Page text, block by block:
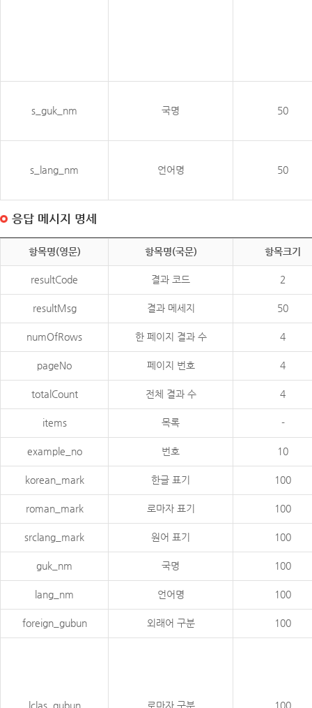
s_guk_nm 국명 50
s_lang_nm 언어명 50
응답 메시지 명세
항목명(영문) 항목명(국문) 항목크기
resultCode 결과 코드 2
resultMsg 결과 메세지 50
numOfRows 한 페이지 결과 수 4
pageNo 페이지 번호 4
totalCount 전체 결과 수 4
items 목록 -
example_no 번호 10
korean_mark 한글 표기 100
roman_mark 로마자 표기 100
srclang_mark 원어 표기 100
guk_nm 국명 100
lang_nm 언어명 100
foreign_gubun 외래어 구분 100
lclas_gubun 로마자 구분 100